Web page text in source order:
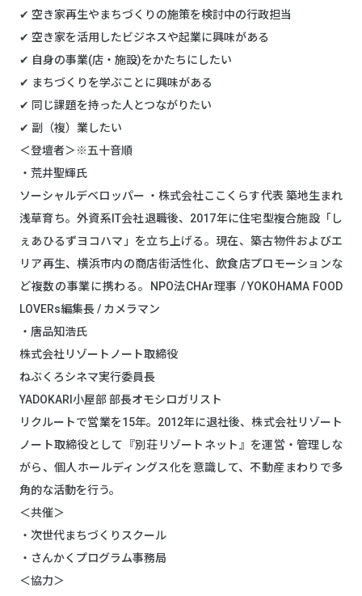
✔︎ 空き家再生やまちづくりの施策を検討中の行政担当
✔︎ 空き家を活用したビジネスや起業に興味がある
✔︎ 自身の事業(店・施設)をかたちにしたい
✔︎ まちづくりを学ぶことに興味がある
✔︎ 同じ課題を持った人とつながりたい
✔︎ 副（複）業したい
＜登壇者＞※五十音順
・荒井聖輝氏
ソーシャルデベロッパー ・株式会社ここくらす代表 築地生まれ
浅草育ち。外資系IT会社退職後、2017年に住宅型複合施設「し
ぇあひるずヨコハマ」を立ち上げる。現在、築古物件およびエ
リア再生、横浜市内の商店街活性化、飲食店プロモーションな
ど複数の事業に携わる。NPO法CHAr理事 / YOKOHAMA FOOD
LOVERs編集長 / カメラマン
・唐品知浩氏
株式会社リゾートノート取締役
ねぶくろシネマ実行委員長
YADOKARI小屋部 部長オモシロガリスト
リクルートで営業を15年。2012年に退社後、株式会社リゾート
ノート取締役として『別荘リゾートネット』を運営・管理しな
がら、個人ホールディングス化を意識して、不動産まわりで多
角的な活動を行う。
＜共催＞
・次世代まちづくりスクール
・さんかくプログラム事務局
＜協力＞